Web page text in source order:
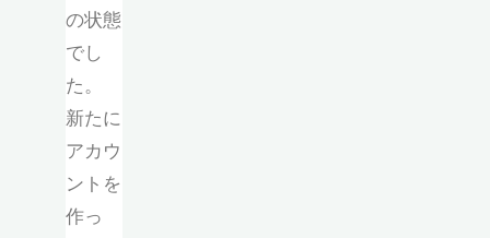
の状態
でし
た。
新たに
アカウ
ントを
作っ